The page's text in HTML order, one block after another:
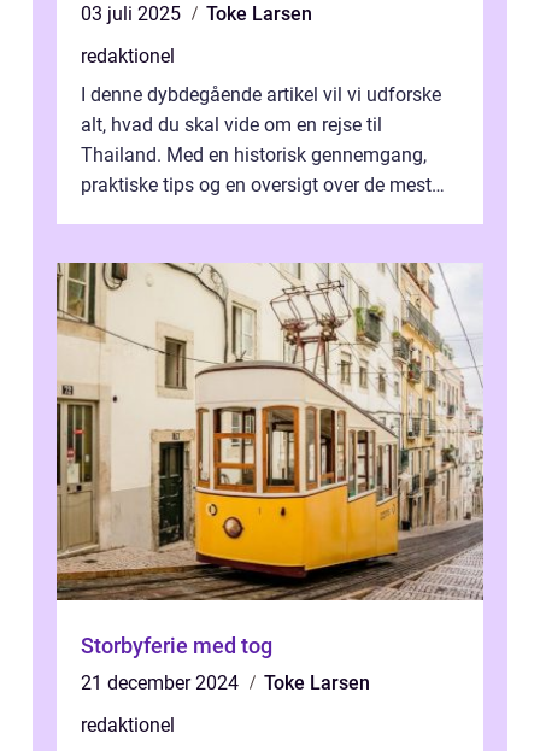
03 juli 2025
Toke Larsen
redaktionel
I denne dybdegående artikel vil vi udforske
alt, hvad du skal vide om en rejse til
Thailand. Med en historisk gennemgang,
praktiske tips og en oversigt over de mest
Storbyferie med tog
21 december 2024
Toke Larsen
redaktionel